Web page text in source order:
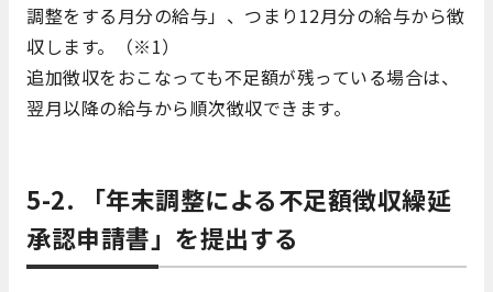
調整をする月分の給与」、つまり12月分の給与から徴
収します。（※1）
追加徴収をおこなっても不足額が残っている場合は、
翌月以降の給与から順次徴収できます。
5-2. 「年末調整による不足額徴収繰延
承認申請書」を提出する